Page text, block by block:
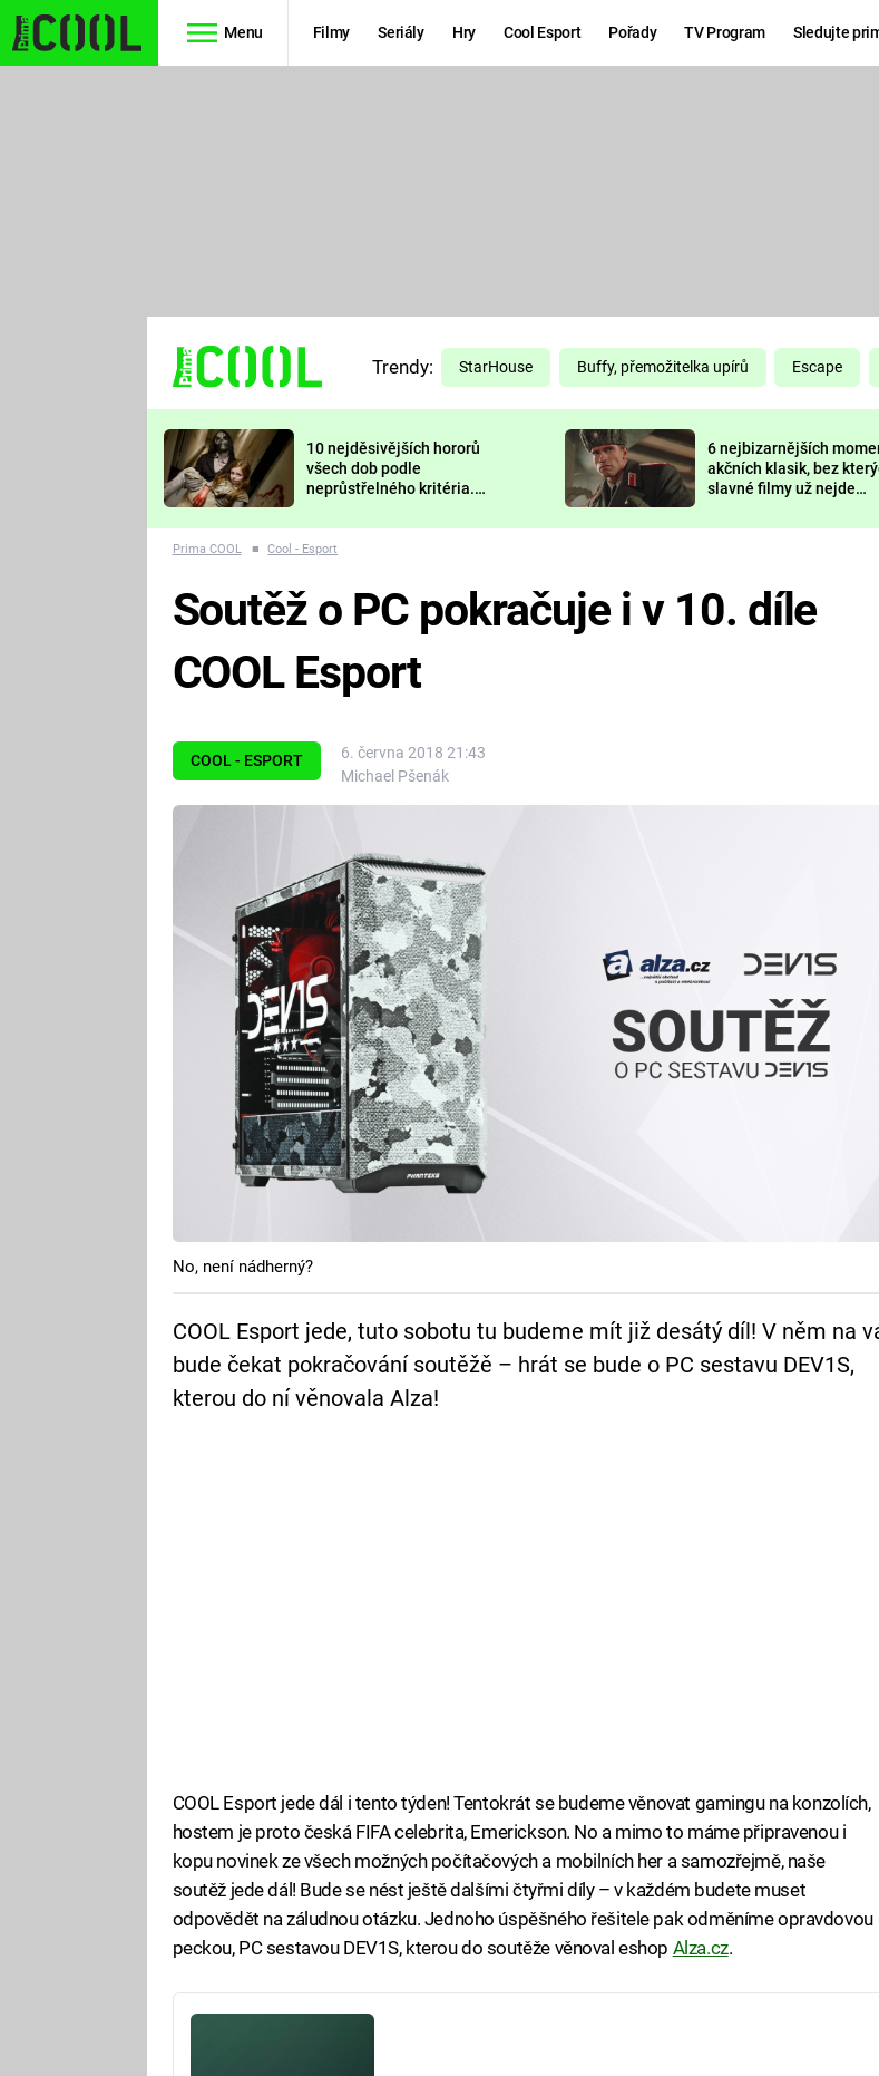
Menu Filmy Seriály Hry Cool Esport Pořady TV Program Sledujte
TŘESKU
FUTURAMA
PREDÁTOR
DELIVERANCE
Trendy: StarHouse Buffy, přemožitelka upírů Escape
10 nejděsivějších hororů
všech dob podle
neprůstřelného kritéria.
nejvíc zvednou tep?
6 nejbizarnějších
akčních klasik, bez
slavné filmy už nejde
Prima COOL ■ Cool - Esport
COOL - ESPORT
6. června 2018 21:43
Michael Pšenák
Soutěž o PC pokračuje i v 10. díle
COOL Esport
No, není nádherný?
COOL Esport jede, tuto sobotu tu budeme mít již desátý díl! V něm na
bude čekat pokračování soutěžě – hrát se bude o PC sestavu DEV1S,
kterou do ní věnovala Alza!
COOL Esport jede dál i tento týden! Tentokrát se budeme věnovat gamingu na konzolích,
hostem je proto česká FIFA celebrita, Emerickson. No a mimo to máme připravenou i
kopu novinek ze všech možných počítačových a mobilních her a samozřejmě, naše
soutěž jede dál! Bude se nést ještě dalšími čtyřmi díly – v každém budete muset
odpovědět na záludnou otázku. Jednoho úspěšného řešitele pak odměníme opravdovou
peckou, PC sestavou DEV1S, kterou do soutěže věnoval eshop Alza.cz.